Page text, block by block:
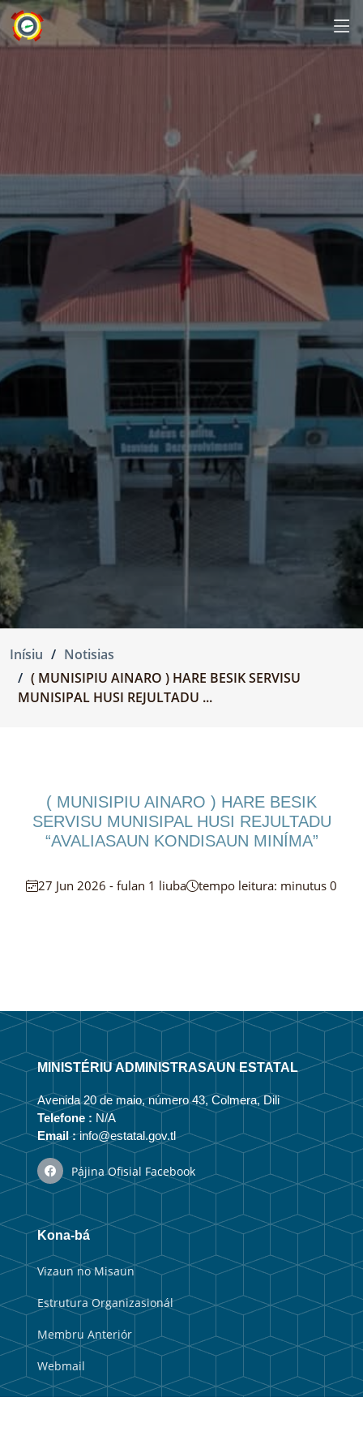
Inísiu
Notisias
( MUNISIPIU AINARO ) HARE BESIK SERVISU
MUNISIPAL HUSI REJULTADU ...
( MUNISIPIU AINARO ) HARE BESIK
SERVISU MUNISIPAL HUSI REJULTADU
“AVALIASAUN KONDISAUN MINÍMA”
27 Jun 2026 - fulan 1 liuba tempo leitura: minutus 0
MINISTÉRIU ADMINISTRASAUN ESTATAL
Avenida 20 de maio, número 43, Colmera, Dili
Telefone : N/A
Email :info@estatal.gov.tl
Pájina Ofisial Facebook
Kona-bá
Vizaun no Misaun
Estrutura Organizasionál
Membru Anteriór
Webmail